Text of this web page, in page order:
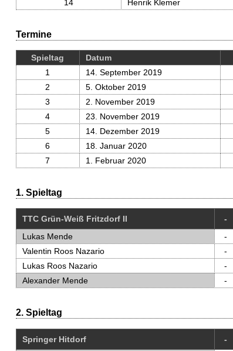
14
Henrik Klemer
Termine
Spieltag Datum
1
14. September 2019
2
5. Oktober 2019
3
2. November 2019
4
23. November 2019
5
14. Dezember 2019
6
18. Januar 2020
7
1. Februar 2020
1. Spieltag
TTC Grün-Weiß Fritzdorf II -
Lukas Mende
-
Valentin Roos Nazario
-
Lukas Roos Nazario
-
Alexander Mende
-
2. Spieltag
Springer Hitdorf -